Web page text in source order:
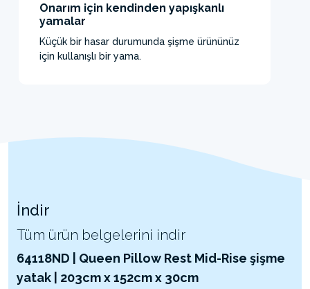
Onarım için kendinden yapışkanlı
yamalar
Küçük bir hasar durumunda şişme ürününüz
için kullanışlı bir yama.
İndir
Tüm ürün belgelerini indir
64118ND | Queen Pillow Rest Mid-Rise şişme
yatak | 203cm x 152cm x 30cm